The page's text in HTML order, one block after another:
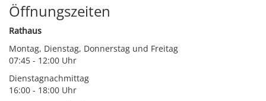
Öffnungszeiten
Rathaus
Montag, Dienstag, Donnerstag und Freitag
07:45 - 12:00 Uhr
Dienstagnachmittag
16:00 - 18:00 Uhr